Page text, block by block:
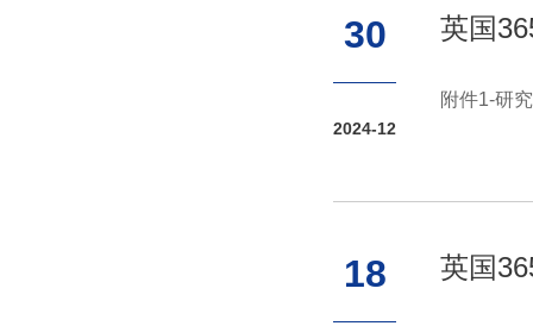
30
2024-12
英国
附件1-研
18 英国